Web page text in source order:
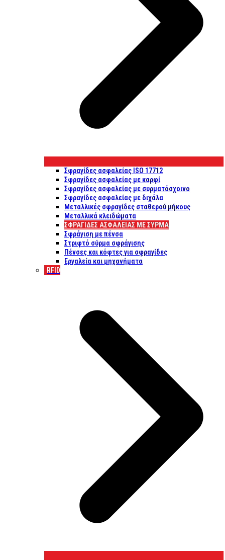
Σφραγίδες ασφαλείας ISO 17712
Σφραγίδες ασφαλείας με καρφί
Σφραγίδες ασφαλείας με συρματόσχοινο
Σφραγίδες ασφαλείας με διχάλα
Μεταλλικές σφραγίδες σταθερού μήκους
Μεταλλικά κλειδώματα
ΣΦΡΑΓΊΔΕΣ ΑΣΦΑΛΕΊΑΣ ΜΕ ΣΎΡΜΑ
Σφράγιση με πένσα
Στριφτό σύρμα σφράγισης
Πένσες και κόφτες για σφραγίδες
Εργαλεία και μηχανήματα
RFID